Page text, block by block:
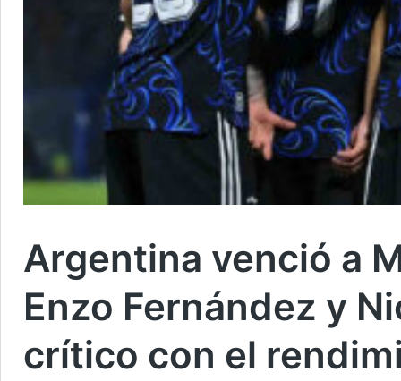
Argentina venció a
Enzo Fernández y
crítico con el